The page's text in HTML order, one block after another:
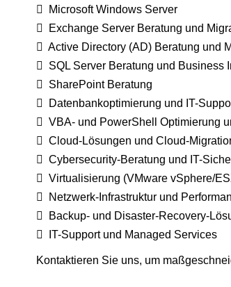
Microsoft Windows Server
Exchange Server Beratung und
Active Directory (AD) Beratung und
SQL Server Beratung und Business
SharePoint Beratung
Datenbankoptimierung und IT-
VBA- und PowerShell Optimierung
Cloud-Lösungen und Cloud-
Cybersecurity-Beratung und IT-
Virtualisierung (VMware vSphere/
Netzwerk-Infrastruktur und
Backup- und Disaster-Recovery-
IT-Support und Managed Services
Kontaktieren Sie uns, um